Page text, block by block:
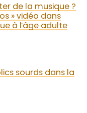
de la musique ?
» vidéo dans
à l’âge adulte
sourds dans la